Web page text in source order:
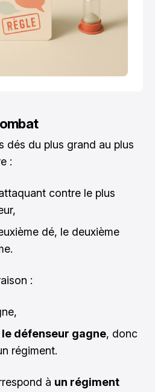
dés du plus grand au plus
:
contre le plus
dé, le deuxième
:
le défenseur gagne, donc
régiment.
à un régiment